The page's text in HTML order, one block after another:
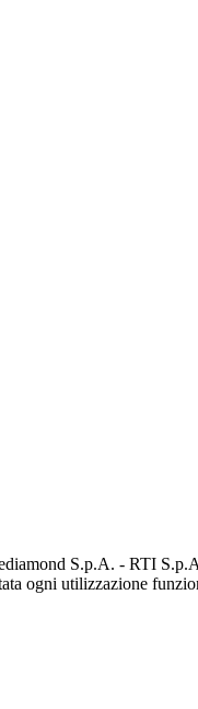
S.p.A. - RTI
ogni utilizzazione